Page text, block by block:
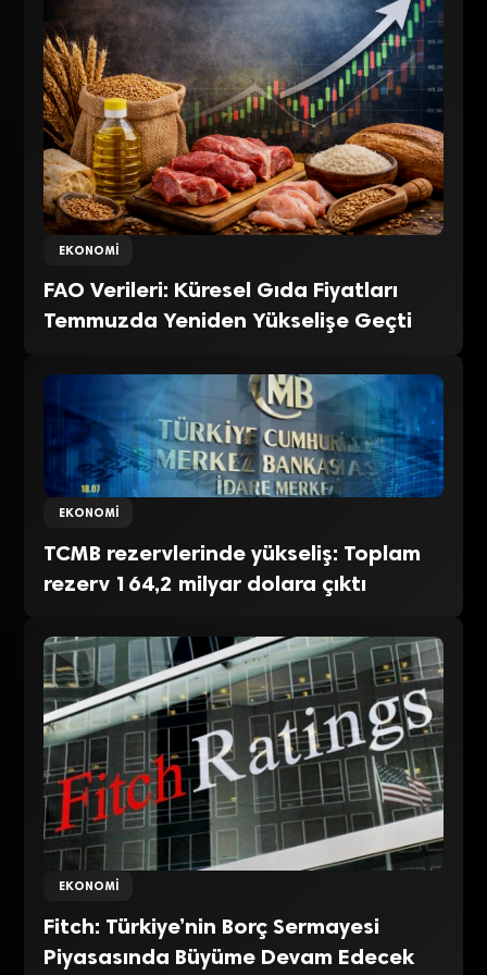
EKONOMI
FAO Verileri: Küresel Gıda Fiyatları
Temmuzda Yeniden Yükselişe Geçti
EKONOMI
TCMB rezervlerinde yükseliş: Toplam
rezerv 164,2 milyar dolara çıktı
EKONOMI
Fitch: Türkiye’nin Borç Sermayesi
Piyasasında Büyüme Devam Edecek